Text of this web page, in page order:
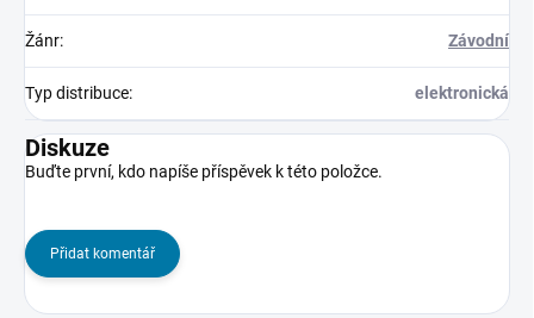
Žánr: Závodní
Typ distribuce: elektronická
Diskuze
Buďte první, kdo napíše příspěvek k této položce.
Přidat komentář